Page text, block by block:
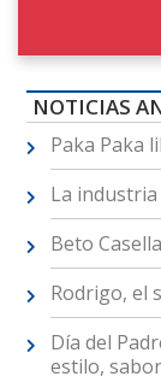
NOTICIAS
Paka Paka
La industria
Beto
Rodrigo, el
Día del
estilo,